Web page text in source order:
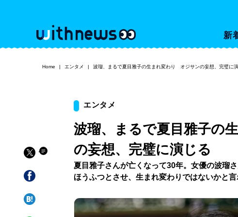
新
Home エンタメ 波瑠、まるで夏目雅子の生まれ変わり オジサンの妄想、完璧に
エンタメ
波瑠、まるで夏目雅子の
の妄想、完璧に演じる
夏目雅子さんが亡くなって30年。女優の波瑠
ほうふつとさせ、生まれ変わりではないかと言